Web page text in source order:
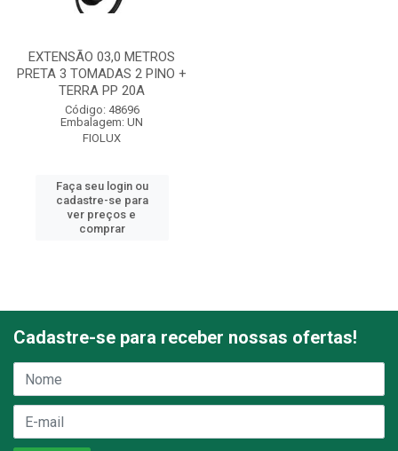
EXTENSÃO 03,0 METROS
PRETA 3 TOMADAS 2 PINO +
TERRA PP 20A
Código: 48696
Embalagem: UN
FIOLUX
Faça seu login ou
cadastre-se para
ver preços e
comprar
Cadastre-se para receber nossas ofertas!